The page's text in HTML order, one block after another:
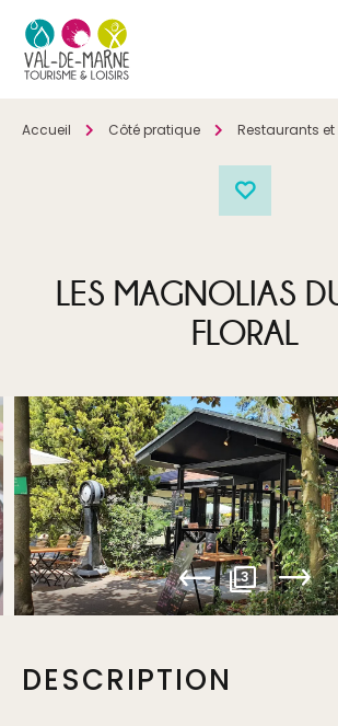
Accueil Côté pratique Restaurants
LES MAGNOLIAS
FLORAL
3
DESCRIPTION